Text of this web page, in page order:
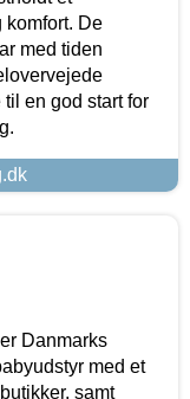
komfort. De
med tiden
en god start for
Danmarks
med et
samt